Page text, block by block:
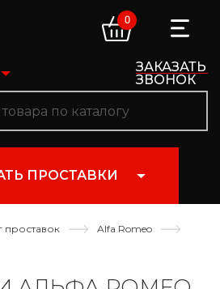
ЗАКАЗАТЬ
ЗВОНОК
0
ПРОСТАВКИ
проставок
Alfa Romeo